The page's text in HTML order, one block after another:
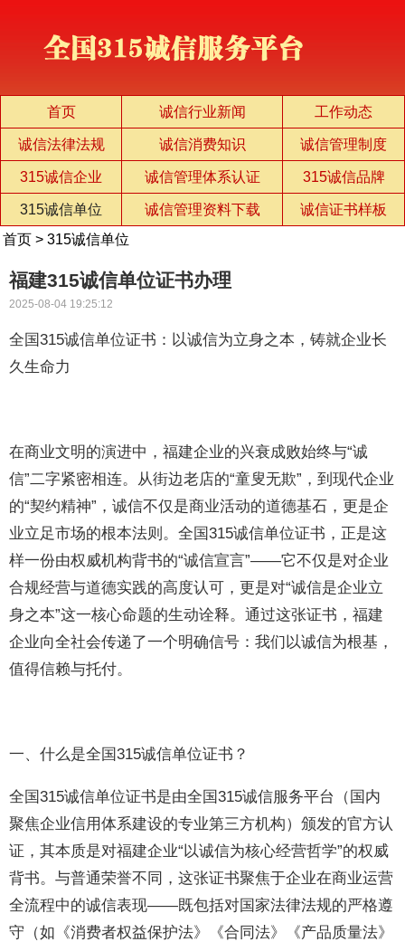
首页 诚信行业新闻 工作动态
诚信法律法规 诚信消费知识 诚信管理制度
315诚信企业 诚信管理体系认证 315诚信品牌
315诚信单位 诚信管理资料下载
诚信证书样板
首页 > 315诚信单位
福建315诚信单位证书办理
2025-08-04 19:25:12
全国315诚信单位证书：以诚信为立身之本，铸就企业长
久生命力
在商业文明的演进中，福建企业的兴衰成败始终与“诚
信”二字紧密相连。从街边老店的“童叟无欺”，到现代企业
的“契约精神”，诚信不仅是商业活动的道德基石，更是企
业立足市场的根本法则。全国315诚信单位证书，正是这
样一份由权威机构背书的“诚信宣言”——它不仅是对企业
合规经营与道德实践的高度认可，更是对“诚信是企业立
身之本”这一核心命题的生动诠释。通过这张证书，福建
企业向全社会传递了一个明确信号：我们以诚信为根基，
值得信赖与托付。
一、什么是全国315诚信单位证书？
全国315诚信单位证书是由全国315诚信服务平台（国内
聚焦企业信用体系建设的专业第三方机构）颁发的官方认
证，其本质是对福建企业“以诚信为核心经营哲学”的权威
背书。与普通荣誉不同，这张证书聚焦于企业在商业运营
全流程中的诚信表现——既包括对国家法律法规的严格遵
守（如《消费者权益保护法》《合同法》《产品质量法》